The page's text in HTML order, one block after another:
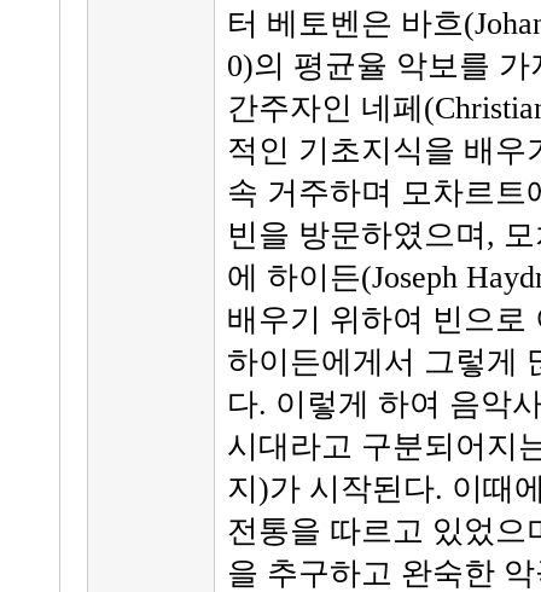
터 베토벤은 바흐
0)의 평균율 악보를
간주자인 네페
적인 기초지식을 배우
속 거주하며 모차르트
빈을 방문하였으며,
에 하이든(Joseph
배우기 위하여 빈으로
하이든에게서 그렇게
다. 이렇게 하여 음악
시대라고 구분되어지
지)가 시작된다. 이때
전통을 따르고 있었으
을 추구하고 완숙한